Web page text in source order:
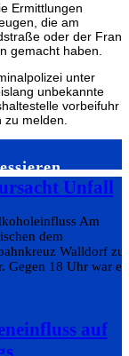
Ermittlungen
die am
oder der
gemacht haben.
unter
unbekannte
vorbeifuhr
zu melden.
Unfall
Am
dem
Walldorf zu
Gegen 18 Uhr war
auf